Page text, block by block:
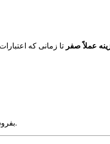
عملاً صفر
بفروشید تا ارزش آنها را بازیابی کنید.